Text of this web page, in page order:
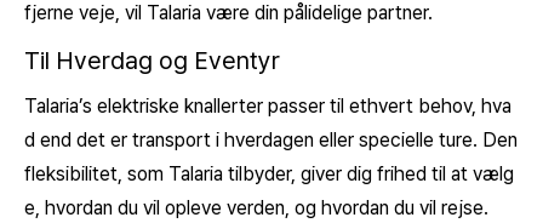
fjerne veje, vil Talaria være din pålidelige partner.
Til Hverdag og Eventyr
Talaria’s elektriske knallerter passer til ethvert behov, hva
d end det er transport i hverdagen eller specielle ture. Den
fleksibilitet, som Talaria tilbyder, giver dig frihed til at vælg
e, hvordan du vil opleve verden, og hvordan du vil rejse.